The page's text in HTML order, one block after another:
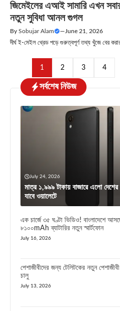
জিমেইলের এআই সামারি এখন
নতুন সুবিধা আনল গুগল
By Sobujar Alam — June 21, 2026
দীর্ঘ ই-মেইল থ্রেড পড়ে গুরুত্বপূর্ণ তথ্য খুঁজে বের
1 2 3 4
সর্বশেষ নিউজ
July 24, 2026
মাত্র ১,৯৯৯ টাকায় বাজারে এলো দেশের
যাবে ওয়ালেটে
এক চার্জে ৩৫ ঘণ্টা ভিডিও! বাংলাদেশে
৮১০০mAh ব্যাটারির নতুন স্মার্টফোন
July 16, 2026
পেশাজীবীদের জন্য টেলিটকের নতুন
চালু
July 13, 2026